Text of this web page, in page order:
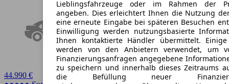
44.990 €
Lieblingsfahrzeuge oder im Rahmen der
angeben. Dies erleichtert Ihnen die Nutzung
eine erneute Eingabe bei späteren Besuchen
Einwilligung werden nutzungsbasierte
Ihnen kontaktierte Händler übermittelt. Einige
werden von den Anbietern verwendet, um
Finanzierungsanfragen angegebene
zu speichern und innerhalb dieses Zeitraums
die Befüllung neuer